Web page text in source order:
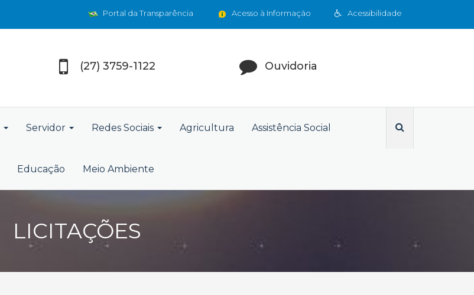
Acessibilidade
Acesso à Informação
Portal da Transparência
(27) 3759-1122 Ouvidoria
Servidor Redes Sociais Agricultura Assistência Social
Educação Meio Ambiente
LICITAÇÕES